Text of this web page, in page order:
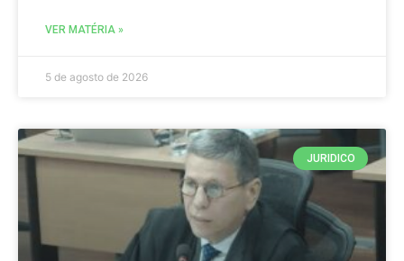
VER MATÉRIA »
5 de agosto de 2026
JURIDICO